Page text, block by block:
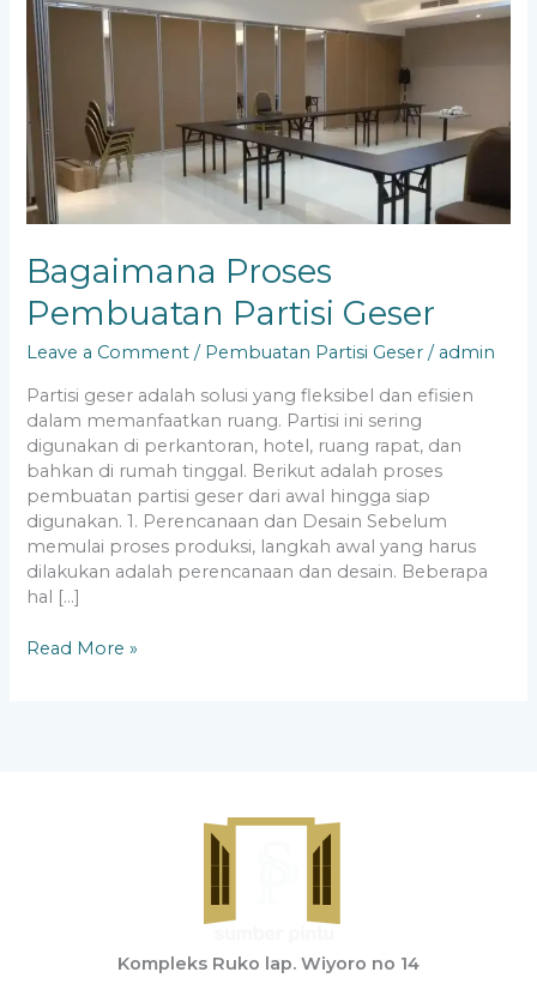
Bagaimana Proses
Pembuatan Partisi Geser
Leave a Comment / Pembuatan Partisi Geser / admin
Partisi geser adalah solusi yang fleksibel dan efisien
dalam memanfaatkan ruang. Partisi ini sering
digunakan di perkantoran, hotel, ruang rapat, dan
bahkan di rumah tinggal. Berikut adalah proses
pembuatan partisi geser dari awal hingga siap
digunakan. 1. Perencanaan dan Desain Sebelum
memulai proses produksi, langkah awal yang harus
dilakukan adalah perencanaan dan desain. Beberapa
hal […]
Proses
Pembuatan
Partisi
Geser
Read More »
Kompleks Ruko lap. Wiyoro no 14